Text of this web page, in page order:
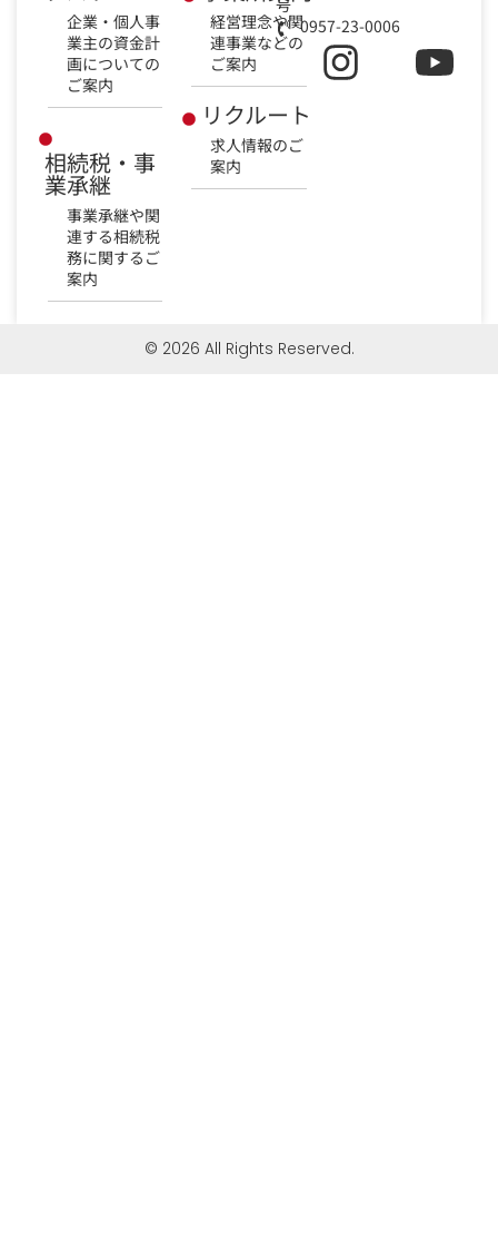
企業・個人事
業主の資金計
画についての
ご案内
相続税・事
業承継
事業承継や関
連する相続税
務に関するご
案内
経営理念や関
連事業などの
ご案内
リクルート
求人情報のご
案内
号
0957-23-0006
© 2026 All Rights Reserved.